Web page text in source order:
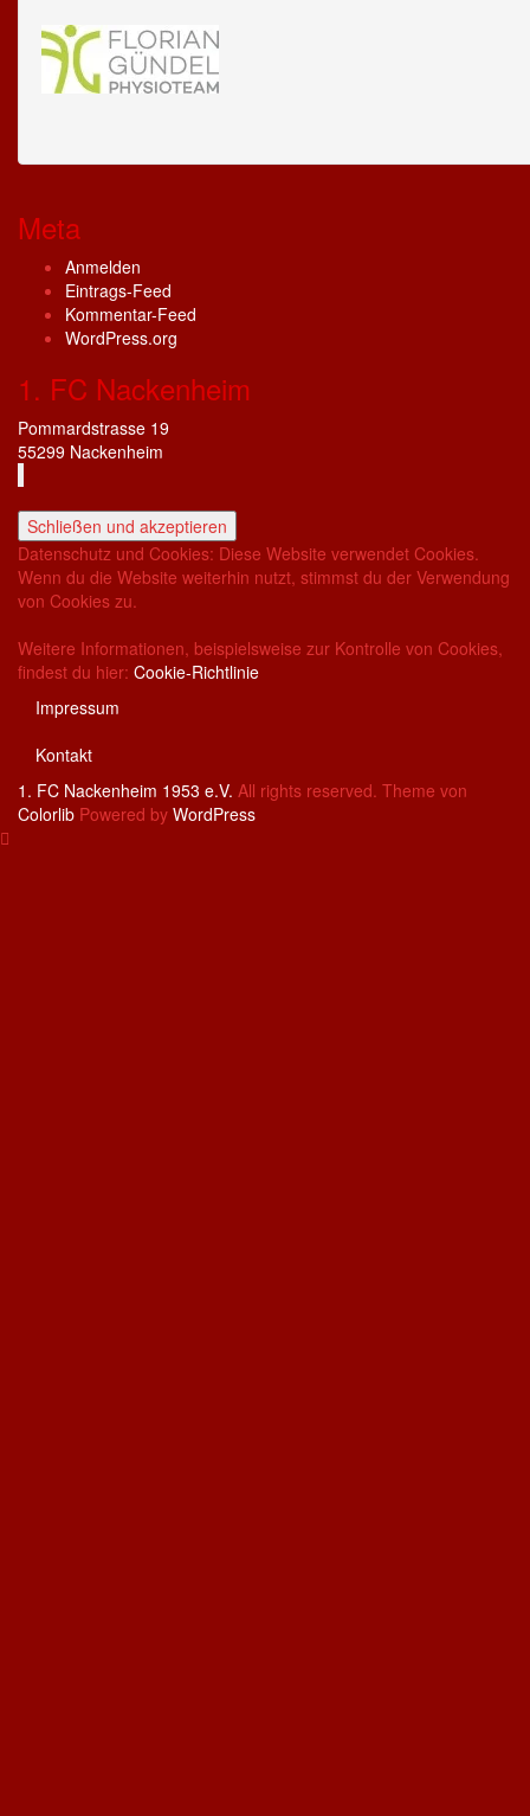
Meta
Anmelden
Eintrags-Feed
Kommentar-Feed
WordPress.org
1. FC Nackenheim
Pommardstrasse 19
55299 Nackenheim
Datenschutz und Cookies: Diese Website verwendet Cookies.
Wenn du die Website weiterhin nutzt, stimmst du der Verwendung
von Cookies zu.
Weitere Informationen, beispielsweise zur Kontrolle von Cookies,
findest du hier: Cookie-Richtlinie
Impressum
Kontakt
1. FC Nackenheim 1953 e.V. All rights reserved. Theme von
Colorlib Powered by WordPress